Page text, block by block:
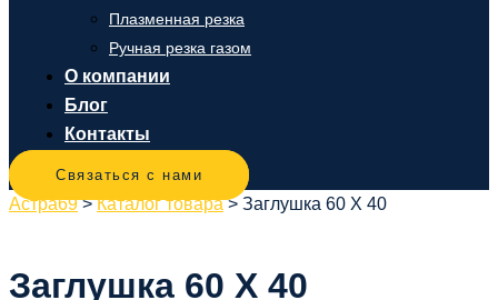
Плазменная резка
Ручная резка газом
О компании
Блог
Контакты
Связаться с нами
Астра69>Каталог товара> Заглушка 60 Х 40
Заглушка 60 Х 40